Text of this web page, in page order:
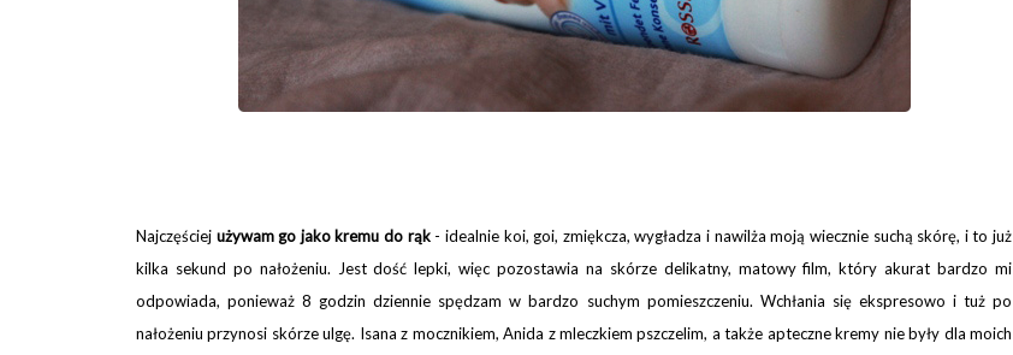
Najczęściej używam go jako kremu do rąk - idealnie koi, goi, zmiękcza, wygładza i nawilża moją wiecznie suchą skórę, i to już
kilka sekund po nałożeniu. Jest dość lepki, więc pozostawia na skórze delikatny, matowy film, który akurat bardzo mi
odpowiada, ponieważ 8 godzin dziennie spędzam w bardzo suchym pomieszczeniu. Wchłania się ekspresowo i tuż po
nałożeniu przynosi skórze ulgę. Isana z mocznikiem, Anida z mleczkiem pszczelim, a także apteczne kremy nie były dla moich